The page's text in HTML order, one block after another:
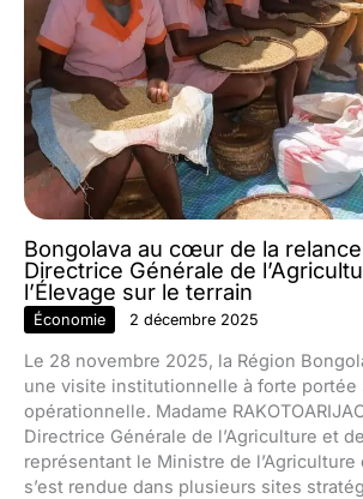
Bongolava au cœur de la
Directrice Générale de
l’Élevage sur le terrain
Économie 2 décembre 2025
Le 28 novembre 2025, la Région
une visite institutionnelle à forte portée
opérationnelle. Madame
Directrice Générale de l’Agriculture et
représentant le Ministre de l’Agriculture
s’est rendue dans plusieurs sites